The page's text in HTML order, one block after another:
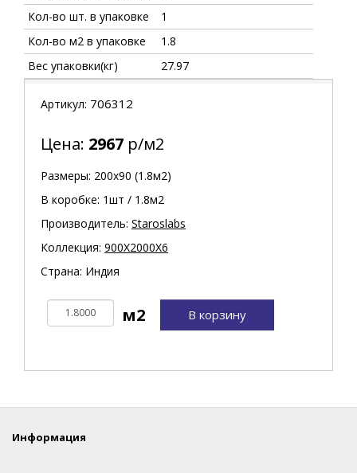
Кол-во шт. в упаковке
1
Кол-во м2 в упаковке
1.8
Вес упаковки(кг)
27.97
Артикул: 706312
Цена: 2967 р/м2
Размеры: 200х90 (1.8м2)
В коробке: 1шт / 1.8м2
Производитель: Staroslabs
Коллекция: 900X2000X6
Страна: Индия
В корзину
Информация